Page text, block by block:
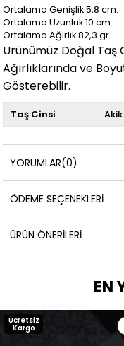
Ortalama Genişlik 5,8 cm.
Ortalama Uzunluk 10 cm.
Ortalama Ağırlık 82,3 gr.
Ürünümüz Doğal Taş
Ağırlıklarında ve
Gösterebilir.
Taş Cinsi Akik
YORUMLAR(0)
ÖDEME SEÇENEKLERI
ÜRÜN ÖNERILERI
EN
Ücretsiz
Kargo